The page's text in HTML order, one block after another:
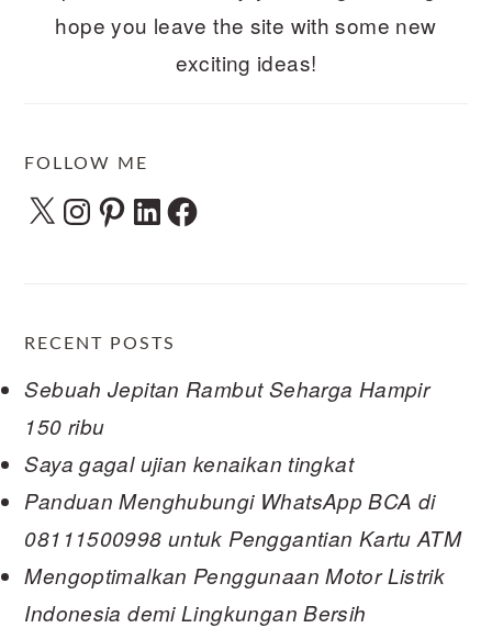
hope you leave the site with some new
exciting ideas!
FOLLOW ME
X Instagram
Pinterest
LinkedInFacebook
RECENT POSTS
Sebuah Jepitan Rambut Seharga Hampir
150 ribu
Saya gagal ujian kenaikan tingkat
Panduan Menghubungi WhatsApp BCA di
08111500998 untuk Penggantian Kartu ATM
Mengoptimalkan Penggunaan Motor Listrik
Indonesia demi Lingkungan Bersih